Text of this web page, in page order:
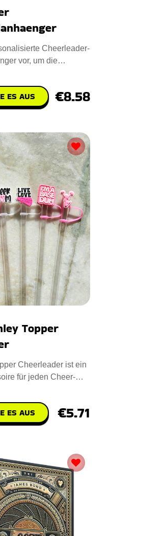
Cheerleader-
vor, um die
ES AUS €8.58
Topper
Cheerleader ist ein
für jeden Cheer-
ES AUS €5.71